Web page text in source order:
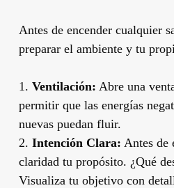
Antes de encender cualquier
preparar el ambiente y tu
1. Ventilación: Abre una
permitir que las energías
nuevas puedan fluir.
2. Intención Clara: Antes de
claridad tu propósito. ¿Qué
Visualiza tu objetivo con